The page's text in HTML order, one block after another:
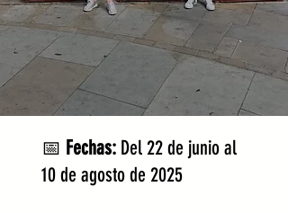
📅 Fechas: Del 22 de junio al
10 de agosto de 2025